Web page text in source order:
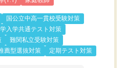
国公立中高一貫校受験対策
入学共通テスト対策
難関私立受験対策
薦型選抜対策
定期テスト対策